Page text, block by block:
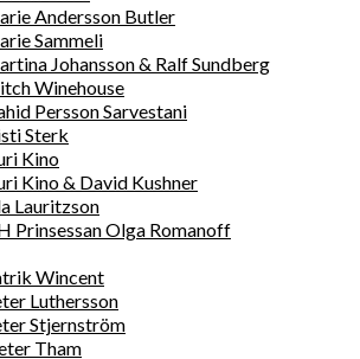
Andersson Butler
Sammeli
Johansson & Ralf Sundberg
Winehouse
Persson Sarvestani
Sterk
Kino
Kino & David Kushner
Lauritzson
Prinsessan Olga Romanoff
Wincent
Luthersson
Stjernström
Tham